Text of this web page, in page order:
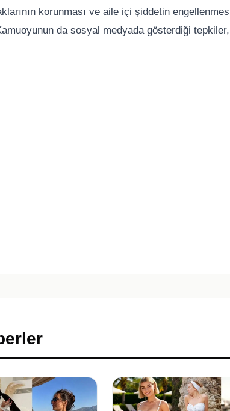
korunması ve aile içi şiddetin
da sosyal medyada gösterdiği tepkiler,